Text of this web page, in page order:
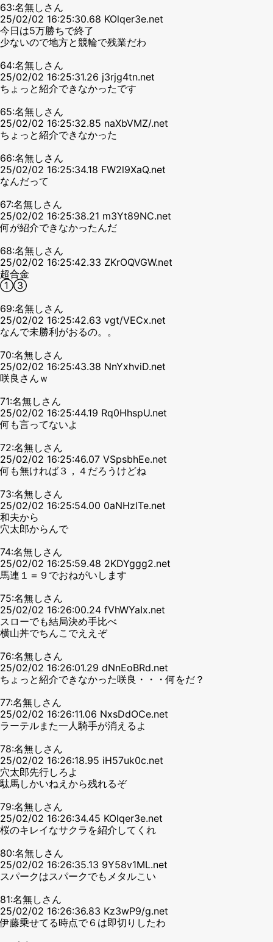
63:名無しさん
25/02/02 16:25:30.68 KOlqer3e.net
今日は5万勝ちで終了
少ないので地方と競輪で残業だわ
64:名無しさん
25/02/02 16:25:31.26 j3rjg4tn.net
ちょっと紹介できなかったです
65:名無しさん
25/02/02 16:25:32.85 naXbVMZ/.net
ちょっと紹介できなかった
66:名無しさん
25/02/02 16:25:34.18 FW2l9XaQ.net
なんだって
67:名無しさん
25/02/02 16:25:38.21 m3Yt89NC.net
何が紹介できなかったんだ
68:名無しさん
25/02/02 16:25:42.33 ZKrOQVGW.net
超合金
①③
69:名無しさん
25/02/02 16:25:42.63 vgt/VECx.net
なんで未勝利がおるの。。
70:名無しさん
25/02/02 16:25:43.38 NnYxhviD.net
咲良さんｗ
71:名無しさん
25/02/02 16:25:44.19 Rq0HhspU.net
何も言ってないよ
72:名無しさん
25/02/02 16:25:46.07 VSpsbhEe.net
何も無ければ３，４だろうけどね
73:名無しさん
25/02/02 16:25:54.00 0aNHzlTe.net
和夫から
穴太郎からんで
74:名無しさん
25/02/02 16:25:59.48 2KDYggg2.net
馬連１＝９でおねがいします
75:名無しさん
25/02/02 16:26:00.24 fVhWYaIx.net
スローでも結局決め手比べ
横山丼でちんこでええぞ
76:名無しさん
25/02/02 16:26:01.29 dNnEoBRd.net
ちょっと紹介できなかった咲良・・・何をだ？
77:名無しさん
25/02/02 16:26:11.06 NxsDdOCe.net
ラーテルまた一人騎手が消えるよ
78:名無しさん
25/02/02 16:26:18.95 iH57uk0c.net
穴太郎先行しろよ
駄馬しかいねえから残れるぞ
79:名無しさん
25/02/02 16:26:34.45 KOlqer3e.net
桜のキレイなサクラを紹介してくれ
80:名無しさん
25/02/02 16:26:35.13 9Y58v1ML.net
スパークはスパークでもメタルこい
81:名無しさん
25/02/02 16:26:36.83 Kz3wP9/g.net
伊藤乗せてる時点で６は即切りしたわ